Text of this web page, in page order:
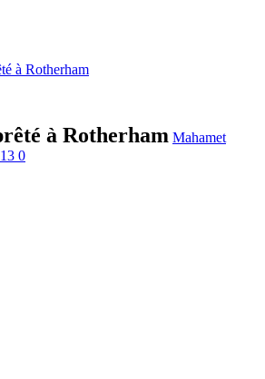
à Rotherham
à Rotherham Mahamet
0